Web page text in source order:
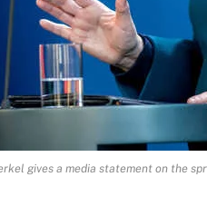
gives a media statement on the